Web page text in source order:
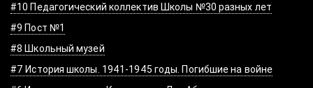
#10 Педагогический коллектив Школы №30 разных лет
#9 Пост №1
#8 Школьный музей
#7 История школы. 1941-1945 годы. Погибшие на войне